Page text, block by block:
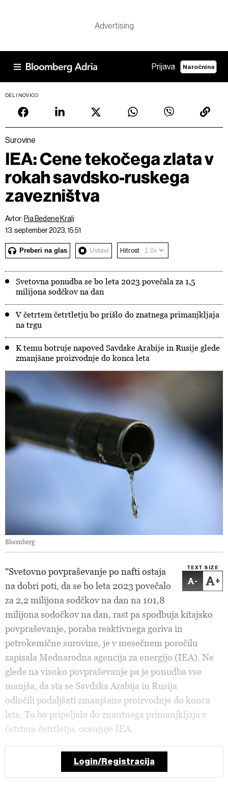
Prijava Naročnina
DELI NOVICO
Surovine
IEA: Cene tekočega zlata v
rokah savdsko-ruskega
zavezništva
Avtor: Pia Bedene Kralj
13. september 2023, 15:51
Preberi na glas Ustavi Hitrost
Svetovna ponudba se bo leta 2023 povečala za 1,5
milijona sodčkov na dan
V četrtem četrtletju bo prišlo do znatnega primanjkljaja
na trgu
K temu botruje napoved Savdske Arabije in Rusije glede
zmanjšane proizvodnje do konca leta
Bloomberg
TEXT SIZE
- +
"Svetovno povpraševanje po nafti ostaja
na dobri poti, da se bo leta 2023 povečalo
za 2,2 milijona sodčkov na dan na 101,8
milijona sodočkov na dan, rast pa spodbuja kitajsko
povpraševanje, poraba reaktivnega goriva in
petrokemične surovine, je v mesečnem poročilu
zapisala Mednarodna agencija za energijo (IEA). Ne
glede na visoko povpraševanje pa je ponudba vse
manjša, da sta se Savdska Arabija in Rusija
odločili podaljšati zmanjšane proizvodnje do konca
leta. To bo pripeljalo do znantnega primanjkljaja v
četrtem četrtletju, ocenjuje IEA.
Login/Registracija